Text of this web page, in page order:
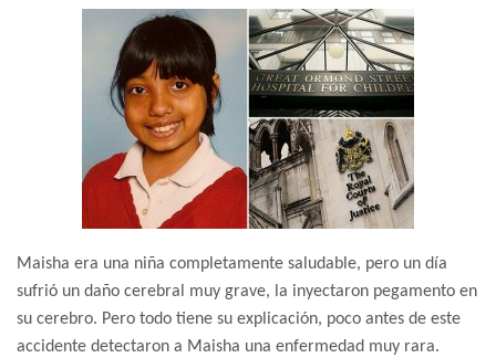
Maisha era una niña completamente saludable, pero un día
sufrió un daño cerebral muy grave, la inyectaron pegamento en
su cerebro. Pero todo tiene su explicación, poco antes de este
accidente detectaron a Maisha una enfermedad muy rara.